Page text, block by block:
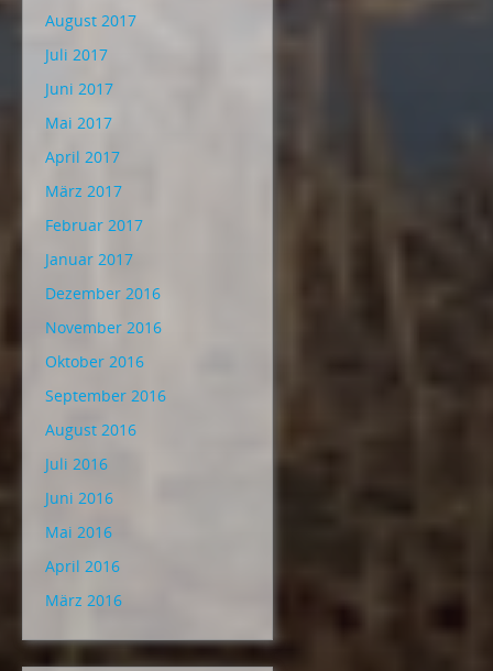
August 2017
Juli 2017
Juni 2017
Mai 2017
April 2017
März 2017
Februar 2017
Januar 2017
Dezember 2016
November 2016
Oktober 2016
September 2016
August 2016
Juli 2016
Juni 2016
Mai 2016
April 2016
März 2016